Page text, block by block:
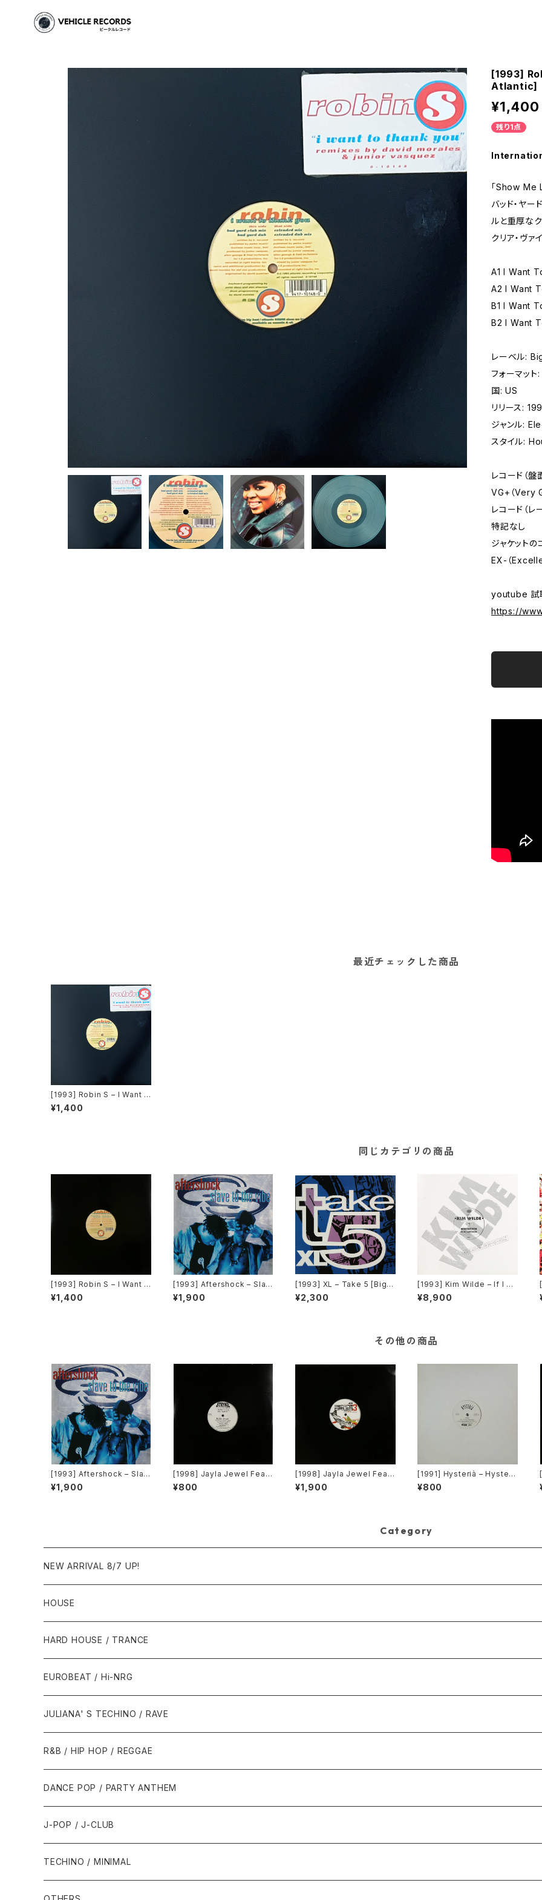
[1993]
Atlantic]
¥1,400
残り1点
「Show Me
バッド・ヤー
ルと重厚な
クリア・ヴァ
A1 I Want
A2 I Want
B1 I Want
B2 I Want
レーベル:
フォーマッ
国: US
リリース:
ジャンル:
スタイル:
レコード（盤
VG+（Very
レコード（レ
特記なし
ジャケットの
EX-（
youtube 試
https://
最近チェックした商品
[1993] Robin S – I Want T
o Thank You [Big Beat /
Atlantic]
¥1,400
同じカテゴリの商品
[1993] Robin S – I Want T
o Thank You [Big Beat /
Atlantic][在庫B]
¥1,400
[1993] Aftershock – Slav
e To The Vibe [Virgin]
¥1,900
[1993] XL – Take 5 [Big T
ime International]
¥2,300
[1993] Kim Wilde – If I Ca
n’t Have You [MCA Recor
ds][PROMO]
¥8,900
その他の商品
[1993] Aftershock – Slav
e To The Vibe [Virgin]
¥1,900
[1998] Jayla Jewel Featu
ring Grand Puba – I Like
What U Do To Me (Remi
¥800
[1998] Jayla Jewel Featu
ring Grand Puba – I Like
What U Do To Me (Remi
¥1,900
[1991] Hysterià – Hysteri
a (There's No Reason To
Be Disturbed) [T.A.O.B. D
¥800
Category
NEW ARRIVAL 8/7 UP!
HOUSE
1980年代
1987年・以前
1988年
1990年代
1990年
1991年
2000年代
2000年
2001年
2010年代
2010年
2011年
HARD HOUSE / TRANCE
1990年代
1994年・以前
1995年
2000年代
2000年
2001年
EUROBEAT / Hi-NRG
1980年代
1986年・以前
1987年
1990年代
1990年
1991年
2000年代
JULIANA' S TECHINO / RAVE
1990年代
1990年
1991年
2000年代
2000年
2001年
R&B / HIP HOP / REGGAE
1980年代
1985年・以前
1986年
1990年代
1990年
1991年
2000年代
2000年
DANCE POP / PARTY ANTHEM
1980年代
1988年・以前
1989年
1990年代
1990年
J-POP / J-CLUB
1980年代
TECHINO / MINIMAL